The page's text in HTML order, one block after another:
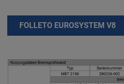
FOLLETO EUROSYSTEM V8